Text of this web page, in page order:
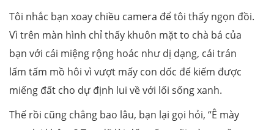
Tôi nhắc bạn xoay chiều camera để tôi thấy ngọn đồi.
Vì trên màn hình chỉ thấy khuôn mặt to chà bá của
bạn với cái miệng rộng hoác như dị dạng, cái trán
lấm tấm mồ hôi vì vượt mấy con dốc để kiếm được
miếng đất cho dự định lui về với lối sống xanh.
Thế rồi cũng chẳng bao lâu, bạn lại gọi hỏi, “Ê mày